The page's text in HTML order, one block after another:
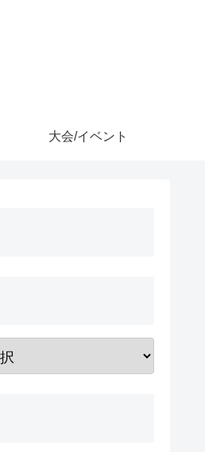
大会/イベント